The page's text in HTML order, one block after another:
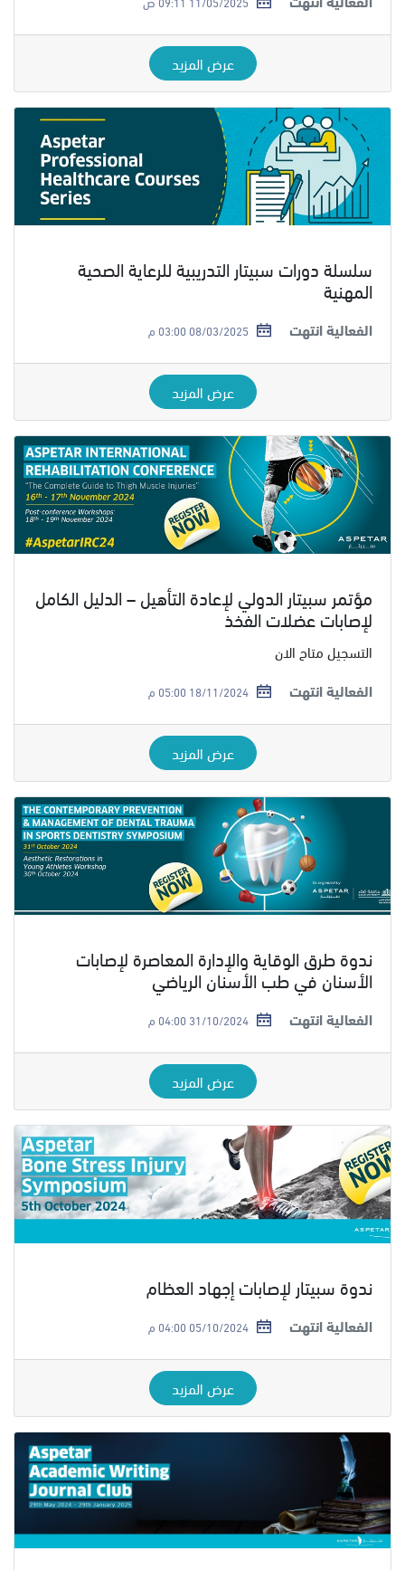
عرض المزيد
سلسلة دورات سبيتار التدريبية للرعاية الصحية
المهنية
الفعالية انتهت 08/03/2025 03:00 م
عرض المزيد
مؤتمر سبيتار الدولي لإعادة التأهيل – الدليل الكامل
لإصابات عضلات الفخذ
التسجيل متاح الان
الفعالية انتهت
18/11/2024 05:00 م
عرض المزيد
ندوة طرق الوقاية والإدارة المعاصرة لإصابات
الأسنان في طب الأسنان الرياضي
الفعالية انتهت 31/10/2024 04:00 م
عرض المزيد
ندوة سبيتار لإصابات إجهاد العظام
الفعالية انتهت 05/10/2024 04:00 م
عرض المزيد